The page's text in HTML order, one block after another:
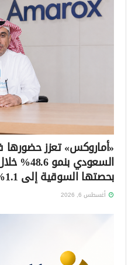
«أماروكس» تعزز
السعودي
بحصتها السوقية إلى 1.1%
أغسطس 6, 2026